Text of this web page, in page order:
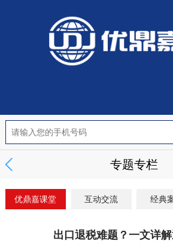
专题专栏
优鼎嘉课堂 互动交流 经典
出口退税难题？一文详